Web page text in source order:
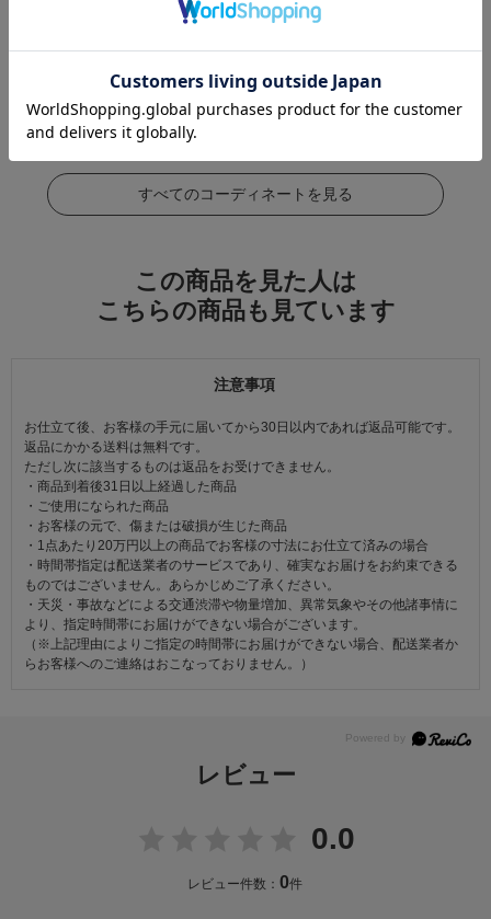
この商品をコーデする
すべてのコーディネートを見る
この商品を見た人は
こちらの商品も見ています
注意事項
お仕立て後、お客様の手元に届いてから30日以内であれば返品可能です。
返品にかかる送料は無料です。
ただし次に該当するものは返品をお受けできません。
・商品到着後31日以上経過した商品
・ご使用になられた商品
・お客様の元で、傷または破損が生じた商品
・1点あたり20万円以上の商品でお客様の寸法にお仕立て済みの場合
・時間帯指定は配送業者のサービスであり、確実なお届けをお約束できる
ものではございません。あらかじめご了承ください。
・天災・事故などによる交通渋滞や物量増加、異常気象やその他諸事情に
より、指定時間帯にお届けができない場合がございます。
（※上記理由によりご指定の時間帯にお届けができない場合、配送業者か
らお客様へのご連絡はおこなっておりません。）
レビュー
0.0
レビュー件数：0件